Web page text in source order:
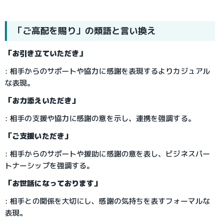
「ご高配を賜り」の類語と言い換え
「お引き立ていただき」
: 相手からのサポートや協力に感謝を表現するよりカジュアル
な表現。
「お力添えいただき」
: 相手の支援や協力に感謝の意を示し、連携を強調する。
「ご支援いただき」
: 相手からのサポートや援助に感謝の意を表し、ビジネスパー
トナーシップを強調する。
「お世話になっております」
: 相手との関係を大切にし、感謝の気持ちを表すフォーマルな
表現。